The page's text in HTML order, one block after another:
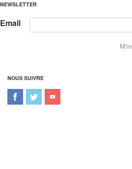
NEWSLETTER
Email
NOUS SUIVRE